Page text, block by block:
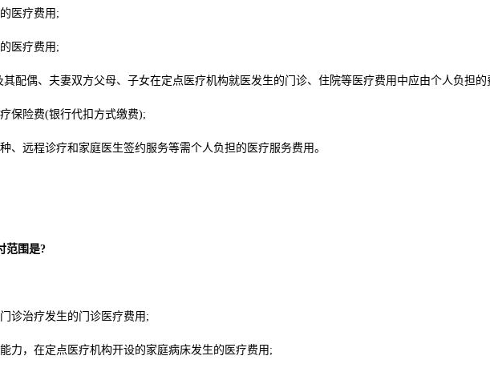
医疗费用;
医疗费用;
偶、夫妻双方父母、子女在定点医疗机构就医发生的门诊、住院等医疗费用中应由个人负担的
险费(银行代扣方式缴费);
远程诊疗和家庭医生签约服务等需个人负担的医疗服务费用。
范围是?
治疗发生的门诊医疗费用;
，在定点医疗机构开设的家庭病床发生的医疗费用;